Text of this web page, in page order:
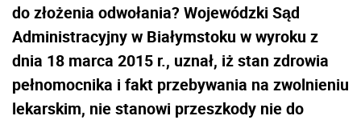
do złożenia odwołania? Wojewódzki Sąd
Administracyjny w Białymstoku w wyroku z
dnia 18 marca 2015 r., uznał, iż stan zdrowia
pełnomocnika i fakt przebywania na zwolnieniu
lekarskim, nie stanowi przeszkody nie do